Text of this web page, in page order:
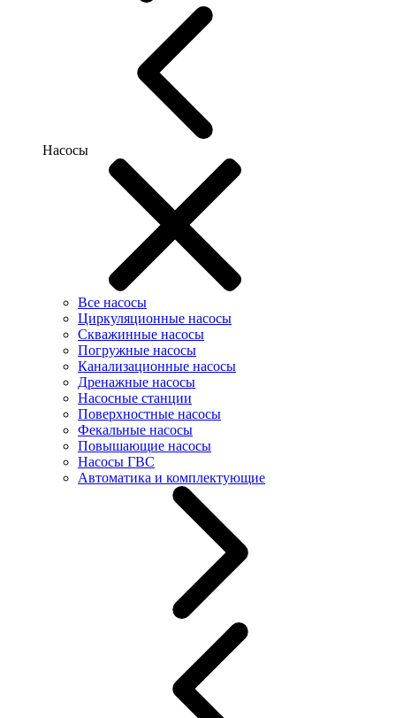
Насосы
Все насосы
Циркуляционные насосы
Скважинные насосы
Погружные насосы
Канализационные насосы
Дренажные насосы
Насосные станции
Поверхностные насосы
Фекальные насосы
Повышающие насосы
Насосы ГВС
Автоматика и комплектующие